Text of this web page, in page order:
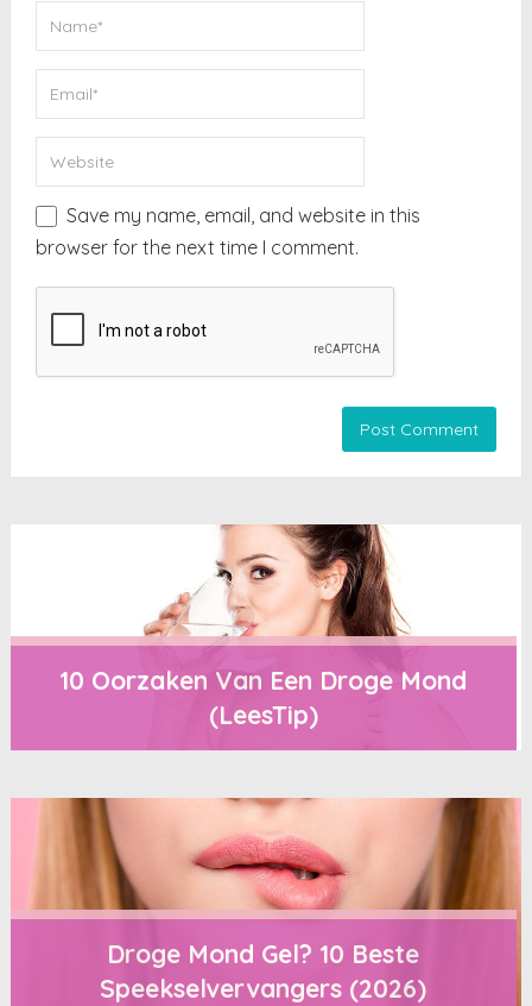
Save my name, email, and website in this
browser for the next time I comment.
10 Oorzaken Van Een Droge Mond
(LeesTip)
Droge Mond Gel? 10 Beste
Speekselvervangers (2026)